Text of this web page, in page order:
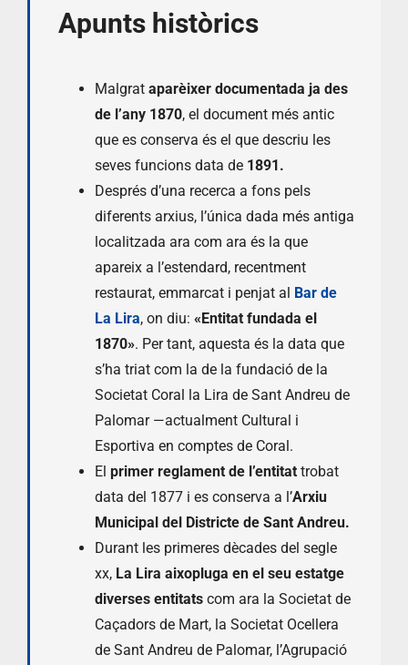
Apunts històrics
Malgrat aparèixer documentada ja des
de l’any 1870, el document més antic
que es conserva és el que descriu les
seves funcions data de1891.
Després d’una recerca a fons pels
diferents arxius, l’única dada més antiga
localitzada ara com ara és la que
apareix a l’estendard, recentment
restaurat, emmarcat i penjat al Bar de
La Lira, on diu: «Entitat fundada el
1870». Per tant, aquesta és la data que
s’ha triat com la de la fundació de la
Societat Coral la Lira de Sant Andreu de
Palomar —actualment Cultural i
Esportiva en comptes de Coral.
El primer reglament de l’entitattrobat
data del 1877 i es conserva a l’Arxiu
Municipal del Districte de Sant Andreu.
Durant les primeres dècades del segle
xx, La Lira aixopluga en el seu estatge
diverses entitatscom ara la Societat de
Caçadors de Mart, la Societat Ocellera
de Sant Andreu de Palomar, l’Agrupació